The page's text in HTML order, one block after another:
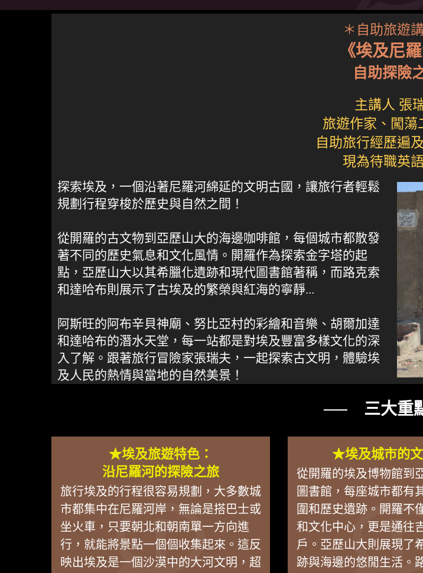
＊自助旅遊
《埃及尼羅
自助探險
主講人 張
旅遊作家、闖蕩
自助旅行經歷遍
現為待職英
探索埃及，一個沿著尼羅河綿延的文明古國，讓旅行者輕鬆
規劃行程穿梭於歷史與自然之間！
從開羅的古文物到亞歷山大的海邊咖啡館，每個城市都散發
著不同的歷史氣息和文化風情。開羅作為探索金字塔的起
點，亞歷山大以其希臘化遺跡和現代圖書館著稱，而路克索
和達哈布則展示了古埃及的繁榮與紅海的寧靜...
阿斯旺的阿布辛貝神廟、努比亞村的彩繪和音樂、胡爾加達
和達哈布的潛水天堂，每一站都是對埃及豐富多樣文化的深
入了解。跟著旅行冒險家張瑞夫，一起探索古文明，體驗埃
及人民的熱情與當地的自然美景！
── 三大重
★埃及旅遊特色：
沿尼羅河的探險之旅
旅行埃及的行程很容易規劃，大多數城
市都集中在尼羅河岸，無論是搭巴士或
坐火車，只要朝北和朝南單一方向進
行，就能將景點一個個收集起來。這反
映出埃及是一個沙漠中的大河文明，超
★埃及城市的
從開羅的埃及博物館到
圖書館，每座城市都有
圍和歷史遺跡。開羅不
和文化中心，更是通往
戶。亞歷山大則展現了
跡與海邊的悠閒生活。